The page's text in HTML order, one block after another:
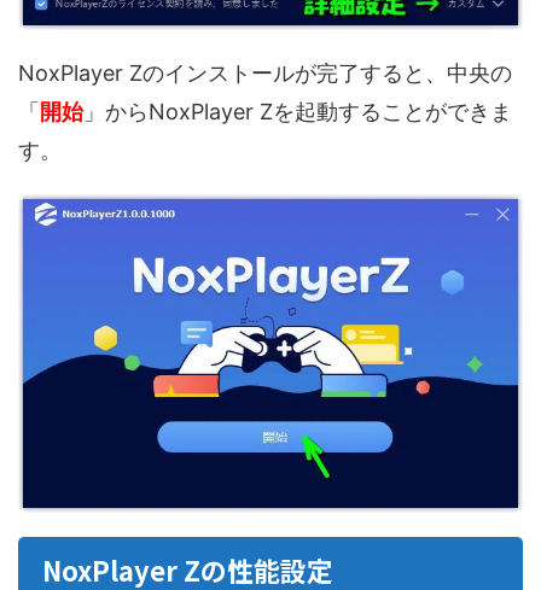
NoxPlayer Zのインストールが完了すると、中央の
「開始」からNoxPlayer Zを起動することができま
す。
NoxPlayer Zの性能設定